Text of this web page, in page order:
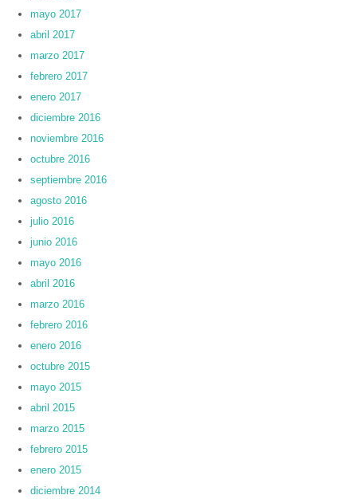
mayo 2017
abril 2017
marzo 2017
febrero 2017
enero 2017
diciembre 2016
noviembre 2016
octubre 2016
septiembre 2016
agosto 2016
julio 2016
junio 2016
mayo 2016
abril 2016
marzo 2016
febrero 2016
enero 2016
octubre 2015
mayo 2015
abril 2015
marzo 2015
febrero 2015
enero 2015
diciembre 2014